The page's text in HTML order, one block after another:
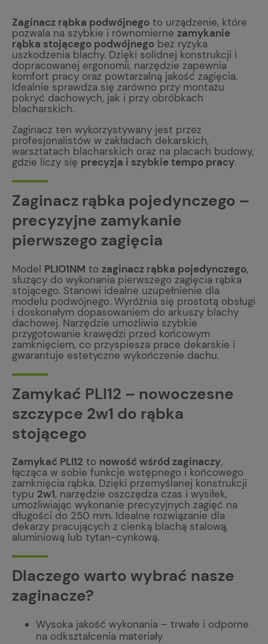
Zaginacz rąbka podwójnego to urządzenie, które
pozwala na szybkie i równomierne zamykanie
rąbka stojącego podwójnego bez ryzyka
uszkodzenia blachy. Dzięki solidnej konstrukcji i
dopracowanej ergonomii, narzędzie zapewnia
komfort pracy oraz powtarzalną jakość zagięcia.
Idealnie sprawdza się zarówno przy montażu
pokryć dachowych, jak i przy obróbkach
blacharskich.
Zaginacz ten wykorzystywany jest przez
profesjonalistów w zakładach dekarskich,
warsztatach blacharskich oraz na placach budowy,
gdzie liczy się precyzja i szybkietempo pracy.
Zaginacz rąbka pojedynczego –
precyzyjne zamykanie
pierwszego zagięcia
Model PLIO1NM to zaginacz rąbka pojedynczego,
służący do wykonania pierwszego zagięcia rąbka
stojącego. Stanowi idealne uzupełnienie dla
modelu podwójnego. Wyróżnia się prostotą obsługi
i doskonałym dopasowaniem do arkuszy blachy
dachowej. Narzędzie umożliwia szybkie
przygotowanie krawędzi przed końcowym
zamknięciem, co przyspiesza prace dekarskie i
gwarantuje estetyczne wykończenie dachu.
Zamykać PLI12 – nowoczesne
szczypce 2w1 do rąbka
stojącego
Zamykać PLI12 to nowość wśród zaginaczy,
łącząca w sobie funkcje wstępnego i końcowego
zamknięcia rąbka. Dzięki przemyślanej konstrukcji
typu 2w1, narzędzie oszczędza czas i wysiłek,
umożliwiając wykonanie precyzyjnych zagięć na
długości do 250 mm. Idealne rozwiązanie dla
dekarzy pracujących z cienką blachą stalową,
aluminiową lub tytan-cynkową.
Dlaczego warto wybrać nasze
zaginacze?
Wysoka jakość wykonania – trwałe i odporne
na odkształcenia materiały